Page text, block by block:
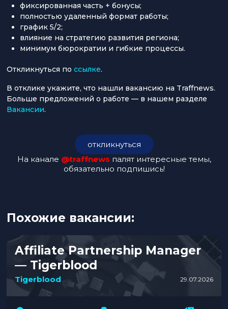
фиксированная часть + бонусы;
полностью удаленный формат работы;
график 5/2;
влияние на стратегию развития региона;
минимум бюрократии и гибкие процессы.
Откликнуться по ссылке.
В отклике укажите, что нашли вакансию на Traffnews.
Больше предложений о работе — в нашем разделе
Вакансии.
откликнуться
На канале @traffnews палят интересные темы,
обязательно подпишись!
Похожие вакансии:
Affiliate Partnership Manager
— Tigerblood
Tigerblood 29.07.2026